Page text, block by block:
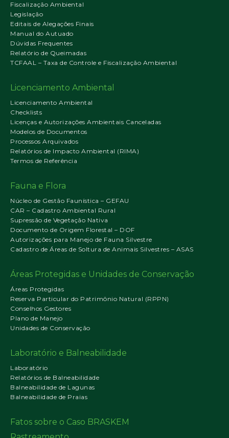
Fiscalização Ambiental
Legislação
Editais de Alegações Finais
Manual do Autuado
Dúvidas Frequentes
Relatório de Queimadas
TCFAAL – Taxa de Controle e Fiscalização Ambiental
Licenciamento Ambiental
Licenciamento Ambiental
Checklists
Licenças e Autorizações Ambientais Canceladas
Modelos de Documentos
Processos Arquivados
Relatórios de Impacto Ambiental (RIMA)
Termos de Referência
Fauna e Flora
Núcleo de Gestão Faunística – GEFAU
CAR – Cadastro Ambiental Rural
Supressão de Vegetação Nativa
Documento de Origem Florestal – DOF
Autorizações para Manejo de Fauna Silvestre
Cadastro de Áreas de Soltura de Animais Silvestres – ASAS
Áreas Protegidas e Unidades de Conservação
Áreas Protegidas
Reserva Particular do Patrimônio Natural (RPPN)
Conselhos Gestores
Plano de Manejo
Unidades de Conservação
Laboratório e Balneabilidade
Laboratório
Relatórios de Balneabilidade
Balneabilidade de Lagunas
Balneabilidade de Praias
Fatos sobre o Caso BRASKEM